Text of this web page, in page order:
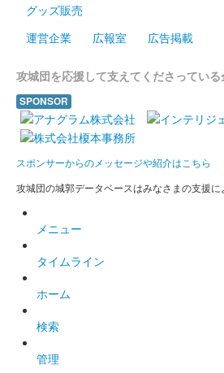
者の倉〜関東友城集結の陣〜のブース
枚限定
前橋城 御城印
厩橋城（前橋城） 御城
厩橋城（前橋城） 御城
前橋城 御城印
前橋市で約400年の歴史を持ち、毎年1
開催を記念して制作した御城印。
グッズ販売
運営企業
広報室 広告掲載
攻城団を応援して支えてくださっている
SPONSOR
スポンサーからのメッセージや紹介はこちら
攻城団の城郭データベースはみなさまの支援に
メニュー
タイムライン
ホーム
検索
管理